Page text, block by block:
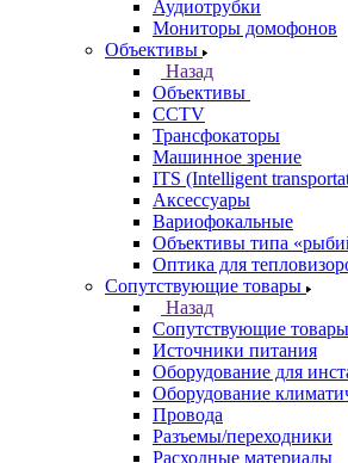
Аудиотрубки
Мониторы домофонов
Объективы
Назад
Объективы
CCTV
Трансфокаторы
Машинное зрение
ITS (Intelligent
Аксессуары
Вариофокальные
Объективы типа
Оптика для
Сопутствующие товары
Назад
Сопутствующие товары
Источники питания
Оборудование для
Оборудование
Провода
Разъемы/переходники
Расходные материалы